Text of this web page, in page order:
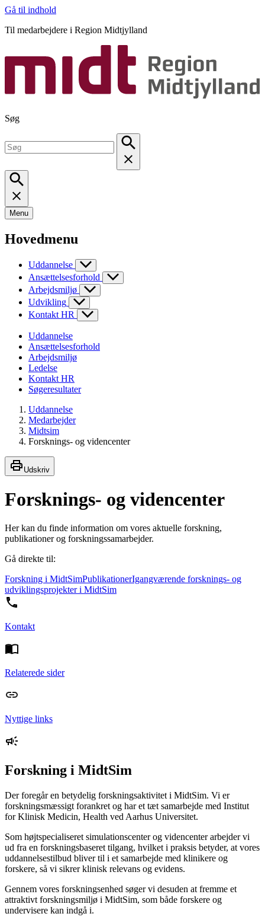
Gå til indhold
Til medarbejdere i Region Midtjylland
Søg
Menu
Hovedmenu
Uddannelse
Ansættelsesforhold
Arbejdsmiljø
Udvikling
Kontakt HR
Uddannelse
Ansættelsesforhold
Arbejdsmiljø
Ledelse
Kontakt HR
Søgeresultater
Uddannelse
Medarbejder
Midtsim
Forsknings- og videncenter
Udskriv
Forsknings- og videncenter
Her kan du finde information om vores aktuelle forskning,
publikationer og forskningssamarbejder.
Gå direkte til:
Forskning i MidtSimPublikationerIgangværende forsknings- og
udviklingsprojekter i MidtSim
Kontakt
Relaterede sider
Nyttige links
Forskning i MidtSim
Der foregår en betydelig forskningsaktivitet i MidtSim. Vi er
forskningsmæssigt forankret og har et tæt samarbejde med Institut
for Klinisk Medicin, Health ved Aarhus Universitet.
Som højtspecialiseret simulationscenter og videncenter arbejder vi
ud fra en forskningsbaseret tilgang, hvilket i praksis betyder, at vores
uddannelsestilbud bliver til i et samarbejde med klinikere og
forskere, så vi sikrer klinisk relevans og evidens.
Gennem vores forskningsenhed søger vi desuden at fremme et
attraktivt forskningsmiljø i MidtSim, som både forskere og
undervisere kan indgå i.